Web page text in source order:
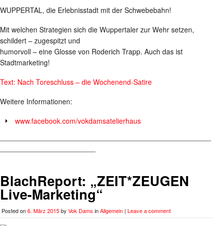
WUPPERTAL, die Erlebnisstadt mit der Schwebebahn!
Mit welchen Strategien sich die Wuppertaler zur Wehr setzen,
schildert – zugespitzt und
humorvoll – eine Glosse von Roderich Trapp. Auch das ist
Stadtmarketing!
Text: Nach Toreschluss – die Wochenend-Satire
Weitere Informationen:
www.facebook.com/vokdamsatelierhaus
BlachReport: „ZEIT*ZEUGEN
Live-Marketing“
Posted on6. März 2015by Vok Dams inAllgemein | Leave a comment